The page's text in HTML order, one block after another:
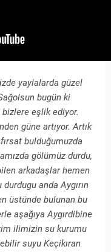
yaylalarda güzel
bugün ki
eşlik ediyor.
güne artıyor. Artık
bulduğumuzda
gölümüz durdu,
arkadaşlar hemen
anda Aygırın
üstünde bulunan bu
aşağıya Aygırdibine
ilimizin su kurumu
suyu Keçikıran